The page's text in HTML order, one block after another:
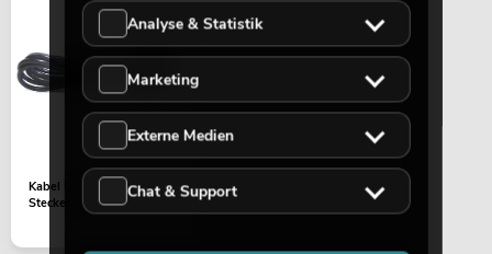
OMNITRONIC DD-2550 USB-
Plattenspieler sil
No. 10603061
Kabel USB A Stecker > B
Stecker 2m
Analyse & Statistik
Marketing
Externe Medien
Chat & Support